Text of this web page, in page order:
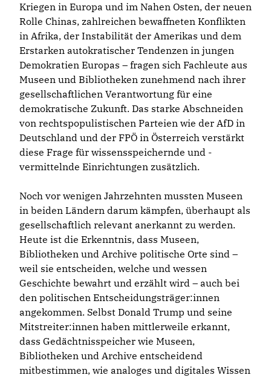
Kriegen in Europa und im Nahen Osten, der neuen
Rolle Chinas, zahlreichen bewaffneten Konflikten
in Afrika, der Instabilität der Amerikas und dem
Erstarken autokratischer Tendenzen in jungen
Demokratien Europas – fragen sich Fachleute aus
Museen und Bibliotheken zunehmend nach ihrer
gesellschaftlichen Verantwortung für eine
demokratische Zukunft. Das starke Abschneiden
von rechtspopulistischen Parteien wie der AfD in
Deutschland und der FPÖ in Österreich verstärkt
diese Frage für wissensspeichernde und -
vermittelnde Einrichtungen zusätzlich.
Noch vor wenigen Jahrzehnten mussten Museen
in beiden Ländern darum kämpfen, überhaupt als
gesellschaftlich relevant anerkannt zu werden.
Heute ist die Erkenntnis, dass Museen,
Bibliotheken und Archive politische Orte sind –
weil sie entscheiden, welche und wessen
Geschichte bewahrt und erzählt wird – auch bei
den politischen Entscheidungsträger:innen
angekommen. Selbst Donald Trump und seine
Mitstreiter:innen haben mittlerweile erkannt,
dass Gedächtnisspeicher wie Museen,
Bibliotheken und Archive entscheidend
mitbestimmen, wie analoges und digitales Wissen